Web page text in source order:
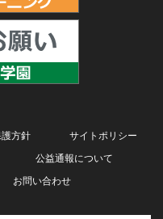
方針
サイトポリシー
公益通報について
お問い合わせ